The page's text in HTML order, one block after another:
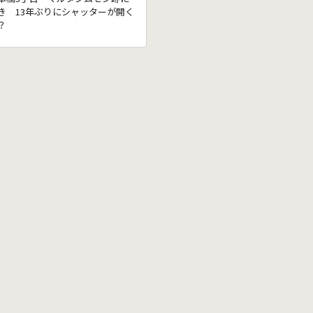
13年ぶりにシャッターが開く